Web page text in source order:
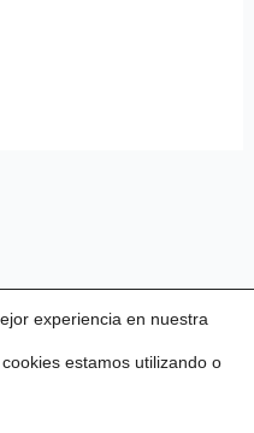
Club Esgrima
experiencia en nuestra
estamos utilizando o